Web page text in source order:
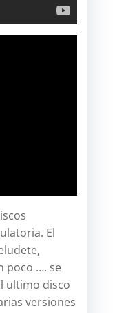
El
poco …. se
ultimo disco
versiones